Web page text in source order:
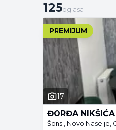
125 oglasa
125oglasa
PREMIJUM
17
ĐORĐA
Šonsi, Novo Naselje,